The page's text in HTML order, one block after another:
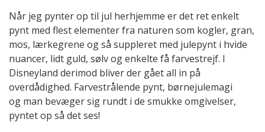
Når jeg pynter op til jul herhjemme er det ret enkelt
pynt med flest elementer fra naturen som kogler, gran,
mos, lærkegrene og så suppleret med julepynt i hvide
nuancer, lidt guld, sølv og enkelte få farvestrejf. I
Disneyland derimod bliver der gået all in på
overdådighed. Farvestrålende pynt, børnejulemagi
og man bevæger sig rundt i de smukke omgivelser,
pyntet op så det ses!